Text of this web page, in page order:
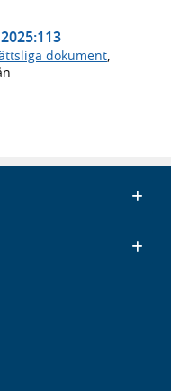
dokument,